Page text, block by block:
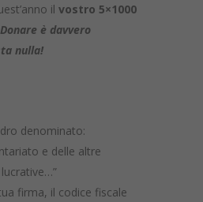
il vostro 5×1000
Donare è davvero
nulla!
denominato:
e delle altre
firma, il codice fiscale